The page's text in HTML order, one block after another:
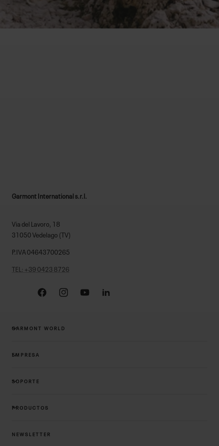
Garmont International s.r.l.
Via del Lavoro, 18
31050 Vedelago (TV)
P.IVA 04643700265
TEL: +39 0423 8726
FacebookInstagramYouTubeLinkedin
GARMONT WORLD
EMPRESA
SOPORTE
PRODUCTOS
NEWSLETTER